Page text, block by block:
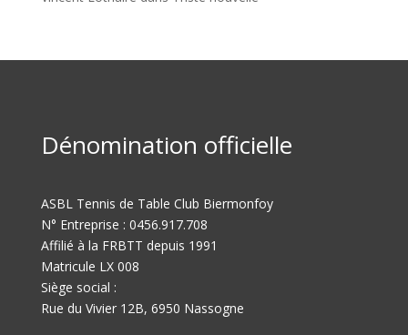
Dénomination officielle
ASBL Tennis de Table Club Biermonfoy
N° Entreprise : 0456.917.708
Affilié à la FRBTT depuis 1991
Matricule LX 008
Siège social :
Rue du Vivier 12B, 6950 Nassogne